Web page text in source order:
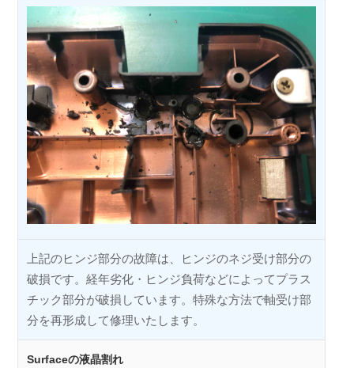
上記のヒンジ部分の故障は、ヒンジのネジ受け部分の
破損です。経年劣化・ヒンジ負荷などによってプラス
チック部分が破損しています。特殊な方法で軸受け部
分を再形成して修理いたします。
Surfaceの液晶割れ